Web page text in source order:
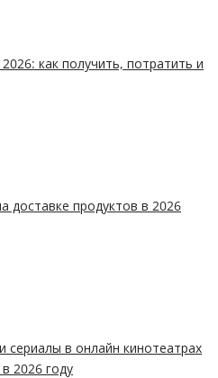
как получить, потратить и
доставке продуктов в 2026
в онлайн кинотеатрах
2026 году